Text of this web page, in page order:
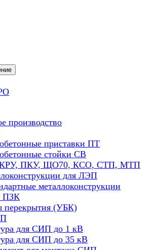
производство
приставки ПТ
стойки СВ
ПКУ, ЩО70, КСО, СТП, МТП
для ЛЭП
металлоконструкции
ПЗК
перекрытия (УБК)
для СИП до 1 кВ
для СИП до 35 кВ